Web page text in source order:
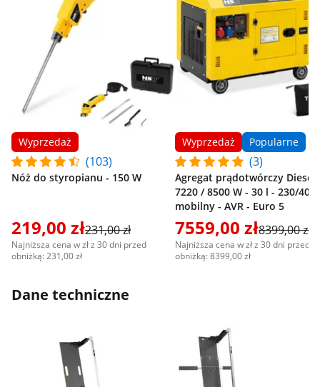
Wyprzedaż
(103)
Nóż do styropianu - 150 W
219,00 zł231,00 zł
Najniższa cena w zł z 30 dni przed
obniżką: 231,00 zł
Wyprzedaż Popularne
(3)
Agregat prądotwórczy Diesel
7220 / 8500 W - 30 l - 230/400
mobilny - AVR - Euro 5
7559,00 zł8399,00 zł
Najniższa cena w zł z 30 dni przed
obniżką: 8399,00 zł
Dane techniczne